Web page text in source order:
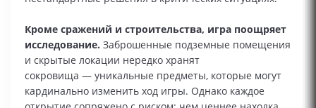
Кроме сражений и строительства, игра поощряет
исследование. Заброшенные подземные помещения
и скрытые локации нередко хранят
сокровища — уникальные предметы, которые могут
кардинально изменить ход игры. Однако каждое